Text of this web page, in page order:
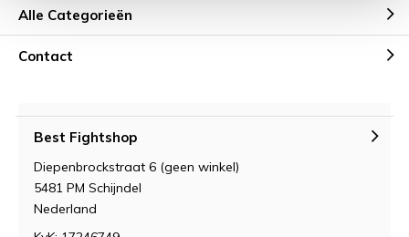
Alle Categorieën
Contact
Best Fightshop
Diepenbrockstraat 6 (geen winkel)
5481 PM Schijndel
Nederland